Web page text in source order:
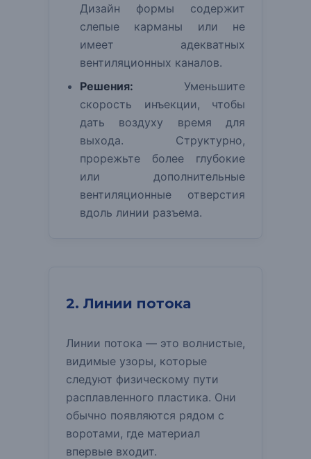
Дизайн формы содержит
слепые карманы или не
имеет адекватных
вентиляционных каналов.
Решения: Уменьшите
скорость инъекции, чтобы
дать воздуху время для
выхода. Структурно,
прорежьте более глубокие
или дополнительные
вентиляционные отверстия
вдоль линии разъема.
2. Линии потока
Линии потока — это волнистые,
видимые узоры, которые
следуют физическому пути
расплавленного пластика. Они
обычно появляются рядом с
воротами, где материал
впервые входит.